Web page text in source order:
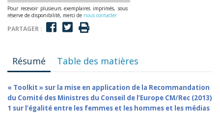
Pour recevoir plusieurs exemplaires imprimés, sous
réserve de disponibilité, merci de nous contacter
PARTAGER :
Résumé Table des matières
« Toolkit » sur la mise en application de la Recommandation
du Comité des Ministres du Conseil de l’Europe CM/Rec (2013)
1 sur l’égalité entre les femmes et les hommes et les médias